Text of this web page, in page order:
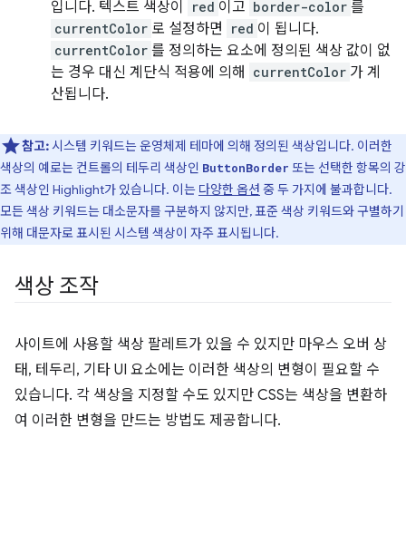
입니다. 텍스트 색상이
red 이고 border-color 를
currentColor 로 설정하면 red 이 됩니다.
currentColor 를 정의하는 요소에 정의된 색상 값이 없
는 경우 대신 계단식 적용에 의해
currentColor 가 계
산됩니다.
참고:시스템 키워드는 운영체제 테마에 의해 정의된 색상입니다. 이러한
색상의 예로는 컨트롤의 테두리 색상인 ButtonBorder 또는 선택한 항목의 강
조 색상인 Highlight가 있습니다. 이는 다양한 옵션 중 두 가지에 불과합니다.
모든 색상 키워드는 대소문자를 구분하지 않지만, 표준 색상 키워드와 구별하기
위해 대문자로 표시된 시스템 색상이 자주 표시됩니다.
색상 조작
사이트에 사용할 색상 팔레트가 있을 수 있지만 마우스 오버 상
태, 테두리, 기타 UI 요소에는 이러한 색상의 변형이 필요할 수
있습니다. 각 색상을 지정할 수도 있지만 CSS는 색상을 변환하
여 이러한 변형을 만드는 방법도 제공합니다.